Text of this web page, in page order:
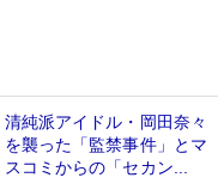
清純派アイドル・岡田奈々
を襲った「監禁事件」とマ
スコミからの「セカン...